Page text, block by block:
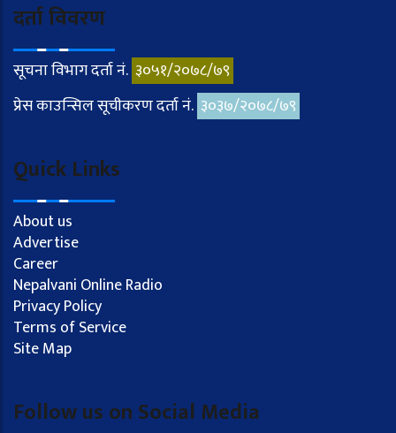
दर्ता विवरण
सूचना विभाग दर्ता नं. ३०५१/२०७८/७९
प्रेस काउन्सिल सूचीकरण दर्ता नं. ३०३७/२०७८/७९
Quick Links
About us
Advertise
Career
Nepalvani Online Radio
Privacy Policy
Terms of Service
Site Map
Follow us on Social Media